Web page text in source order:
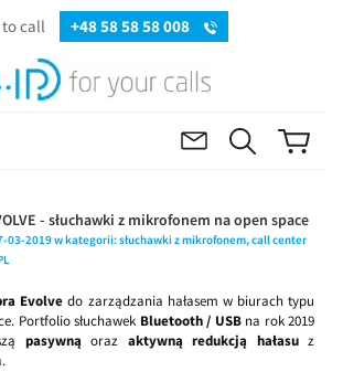
call +48 58 58 58 008
- słuchawki z mikrofonem na open space
03-2019w kategorii:słuchawki z mikrofonem,call center
Evolve do zarządzania hałasem w biurach typu
Portfolio słuchawek Bluetooth / USBna rok 2019
pasywną oraz aktywną redukcją hałasuz